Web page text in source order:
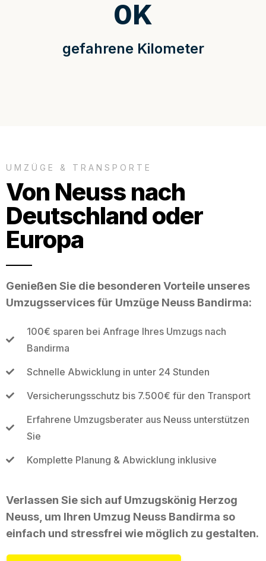
gefahrene Kilometer
0K
UMZÜGE & TRANSPORTE
Von Neuss nach
Deutschland oder
Europa
Genießen Sie die besonderen Vorteile unseres
Umzugsservices für Umzüge Neuss Bandirma:
100€ sparen bei Anfrage Ihres Umzugs nach
Bandirma
Schnelle Abwicklung in unter 24 Stunden
Versicherungsschutz bis 7.500€ für den Transport
Erfahrene Umzugsberater aus Neuss unterstützen
Sie
Komplette Planung & Abwicklung inklusive
Verlassen Sie sich auf Umzugskönig Herzog
Neuss, um Ihren Umzug Neuss Bandirma so
einfach und stressfrei wie möglich zu gestalten.